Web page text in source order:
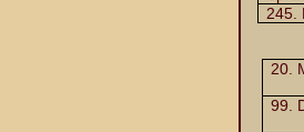
245.
20.
99.